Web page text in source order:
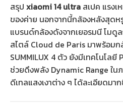
สรุป xiaomi 14 ultra สเปค แรงเ
ของค่าย นอกจากนี้กล้องหลังสุด
แบรนด์กล้องดังจากเยอรมนี โมดู
สไตล์ Cloud de Paris มาพร้อมก
SUMMILUX 4 ตัว ยังมีเทคโนโลยี
ช่วยดึงพลัง Dynamic Range ใน
ดีเทลแสงเงาต่าง ๆ ได้ละเอียดมา